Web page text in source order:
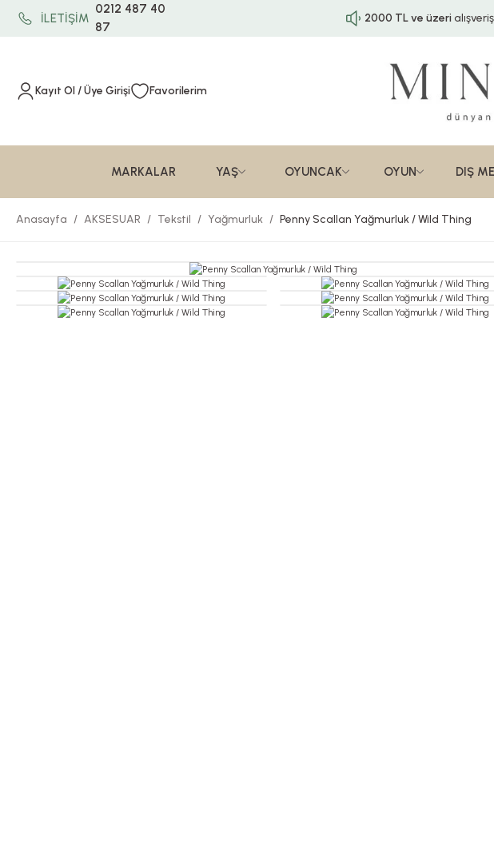
İLETİŞİM
0212 487 40
87
2000 TL ve üzeri
Kayıt Ol / Üye Girişi Favorilerim
MARKALAR YAŞ OYUNCAK OYUN DIŞ
Anasayfa AKSESUAR Tekstil Yağmurluk Penny Scallan Yağmurluk / Wild Thing